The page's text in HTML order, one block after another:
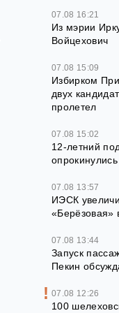
07.08 16:21
Из мэрии
Войцехович
07.08 15:09
Избирком
двух
пролетел
07.08 15:02
12‑летний
07.08 13:57
ИЭСК
«Берёзовая»
07.08 13:44
Запуск
Пекин
07.08 12:26
100